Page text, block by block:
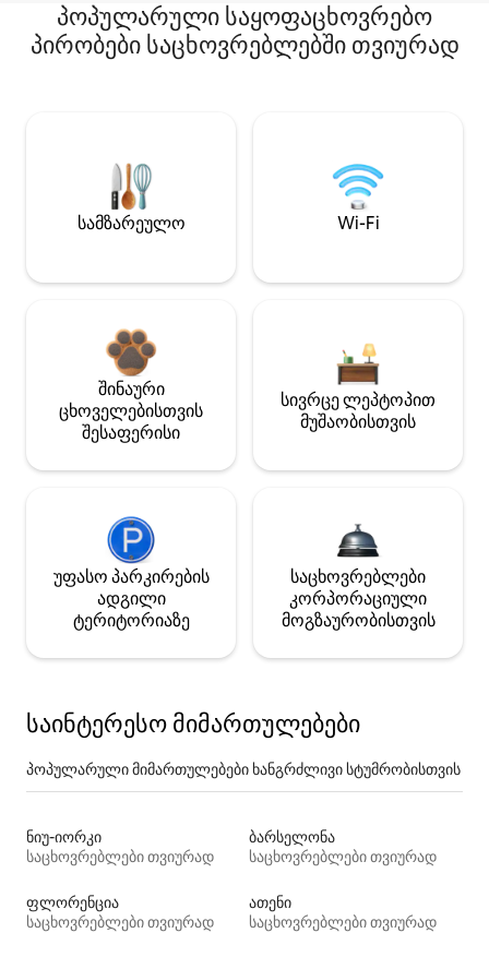
პოპულარული საყოფაცხოვრებო
პირობები საცხოვრებლებში თვიურად
სამზარეულო Wi-Fi
შინაური
ცხოველებისთვის
შესაფერისი
სივრცე ლეპტოპით
მუშაობისთვის
უფასო პარკირების
ადგილი
ტერიტორიაზე
საცხოვრებლები
კორპორაციული
მოგზაურობისთვის
საინტერესო მიმართულებები
პოპულარული მიმართულებები ხანგრძლივი სტუმრობისთვის
ნიუ-იორკი
საცხოვრებლები თვიურად
ბარსელონა
საცხოვრებლები თვიურად
ფლორენცია
საცხოვრებლები თვიურად
ათენი
საცხოვრებლები თვიურად